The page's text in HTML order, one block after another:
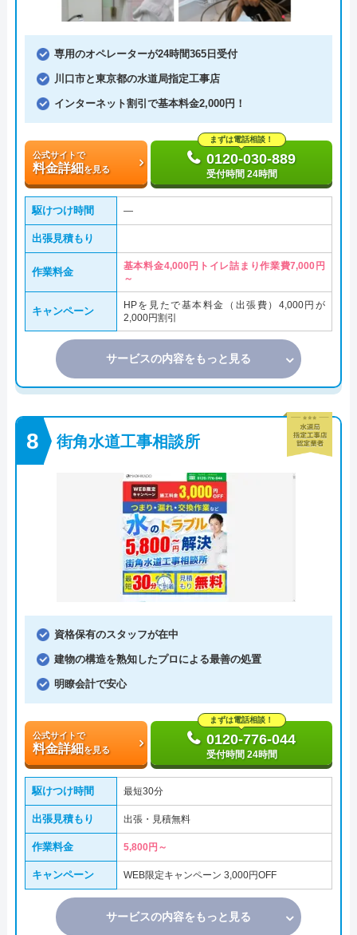
専用のオペレーターが24時間365日受付
川口市と東京都の水道局指定工事店
インターネット割引で基本料金2,000円！
公式サイトで
料金詳細を見る
まずは電話相談！
0120-030-889
受付時間 24時間
駆けつけ時間 ―
出張見積もり
作業料金
基本料金4,000円トイレ詰まり作業費7,000円
～
キャンペーン
HPを見たで基本料金（出張費）4,000円が
2,000円割引
サービスの内容をもっと見る
街角水道工事相談所
資格保有のスタッフが在中
建物の構造を熟知したプロによる最善の処置
明瞭会計で安心
公式サイトで
料金詳細を見る
まずは電話相談！
0120-776-044
受付時間 24時間
駆けつけ時間 最短30分
出張見積もり 出張・見積無料
作業料金 5,800円～
キャンペーン WEB限定キャンペーン 3,000円OFF
サービスの内容をもっと見る